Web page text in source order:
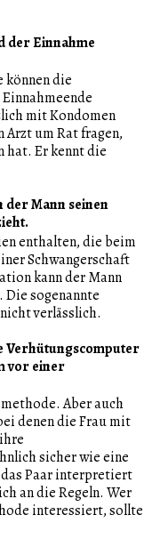
der Einnahme
die
mit Kondomen
Arzt um Rat fragen,
hat. Er kennt die
Mann seinen
enthalten, die beim
Schwangerschaft
kann der Mann
sogenannte
verlässlich.
Verhütungscomputer
vor einer
Aber auch
denen die Frau mit
sicher wie eine
Paar interpretiert
an die Regeln. Wer
interessiert, sollte